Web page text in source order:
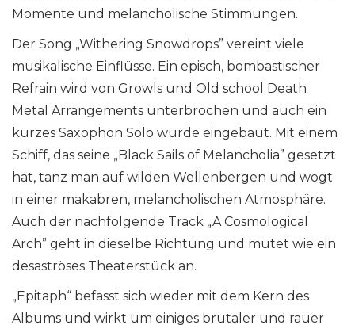
Momente und melancholische Stimmungen.
Der Song „Withering Snowdrops” vereint viele
musikalische Einflüsse. Ein episch, bombastischer
Refrain wird von Growls und Old school Death
Metal Arrangements unterbrochen und auch ein
kurzes Saxophon Solo wurde eingebaut. Mit einem
Schiff, das seine „Black Sails of Melancholia” gesetzt
hat, tanz man auf wilden Wellenbergen und wogt
in einer makabren, melancholischen Atmosphäre.
Auch der nachfolgende Track „A Cosmological
Arch” geht in dieselbe Richtung und mutet wie ein
desaströses Theaterstück an.
„Epitaph“ befasst sich wieder mit dem Kern des
Albums und wirkt um einiges brutaler und rauer